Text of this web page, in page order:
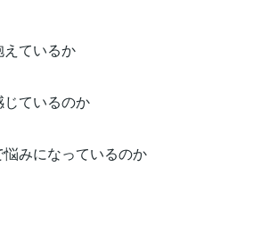
ているか
ているのか
みになっているのか